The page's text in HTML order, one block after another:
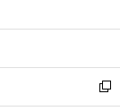
開
ン
ウ
で
開
ウ
ン
ド
ウ
新